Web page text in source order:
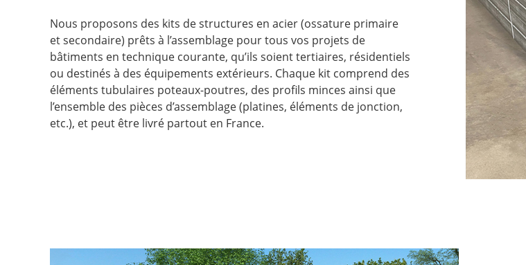
Nous proposons des kits de structures en acier (ossature primaire
et secondaire) prêts à l’assemblage pour tous vos projets de
bâtiments en technique courante, qu’ils soient tertiaires, résidentiels
ou destinés à des équipements extérieurs. Chaque kit comprend des
éléments tubulaires poteaux-poutres, des profils minces ainsi que
l’ensemble des pièces d’assemblage (platines, éléments de jonction,
etc.), et peut être livré partout en France.